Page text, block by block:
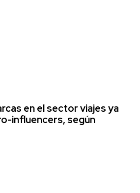
en el sector viajes ya
influencers, según